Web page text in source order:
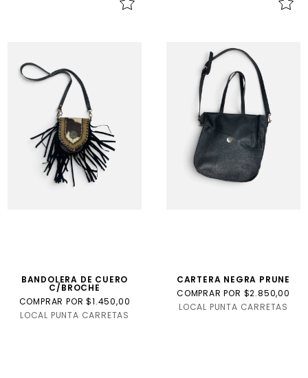
BANDOLERA DE CUERO
C/BROCHE
COMPRAR POR $1.450,00
LOCAL PUNTA CARRETAS
CARTERA NEGRA PRUNE
COMPRAR POR $2.850,00
LOCAL PUNTA CARRETAS